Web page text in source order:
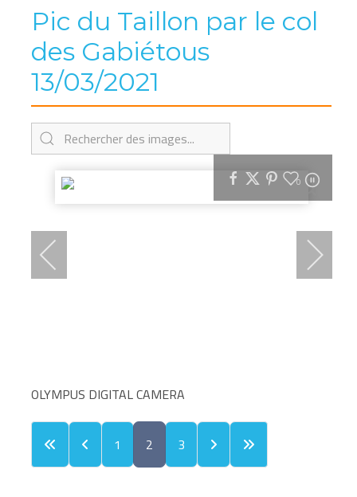
Pic du Taillon par le col
des Gabiétous
13/03/2021
0
OLYMPUS DIGITAL CAMERA
1 2 3